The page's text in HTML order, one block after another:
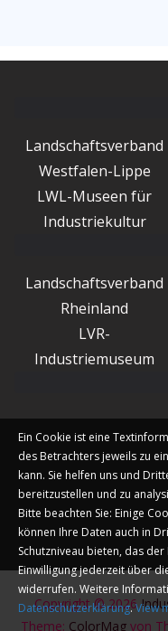
Landschaftsverband
Westfalen-Lippe
LWL-Museen für
Industriekultur
Landschaftsverband
Rheinland
LVR-
Industriemuseum
Copyright © 2026
Theme: ColorMagvon
Ein Cookie ist eine
des Betrachters jeweils zu
kann. Sie helfen uns und
bereitzustellen und zu
Bitte beachten Sie: Einige
können Ihre Daten auch in
Schutzniveau bieten, das der
Einwilligung jederzeit über
widerrufen. Weitere
Datenschutzerklärung.View